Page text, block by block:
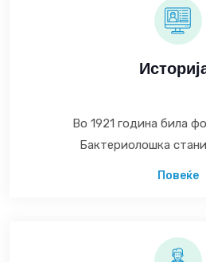
Во 1921 година била
Бактериолошка
Повеќе